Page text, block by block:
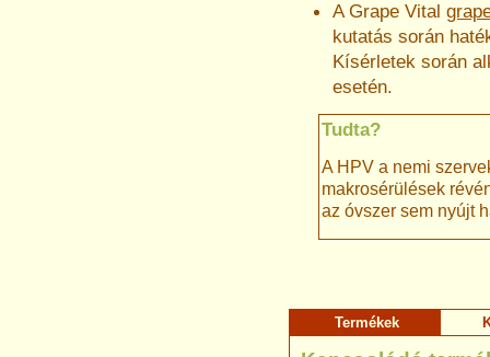
A Grape Vital
kutatás során
Kísérletek során
esetén.
Tudta?
A HPV a nemi
makrosérülések
az óvszer sem nyújt
Termékek